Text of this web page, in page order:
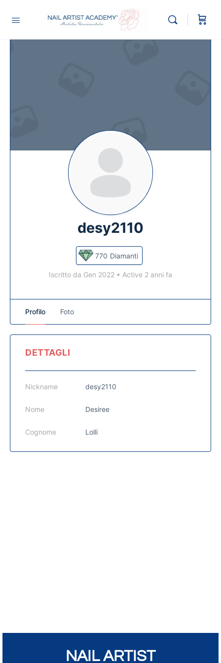
desy2110
770 Diamanti
Iscritto da Gen 2022 • Active 2 anni fa
Profilo Foto
DETTAGLI
Nickname desy2110
Nome Desiree
Cognome Lolli
NAIL ARTIST